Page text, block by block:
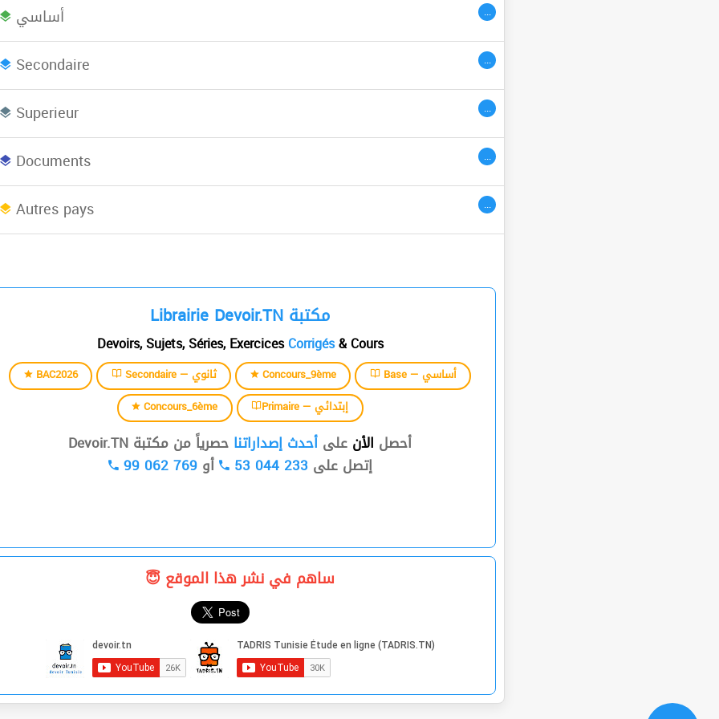
أساسي ...
Secondaire ...
Superieur ...
Bac plus 2
Documents ...
Concours
Autres pays ...
Afrique du Nord
Librairie Devoir.TN مكتبة
Devoirs, Sujets, Séries, ExercicesCorrigés& Cours
BAC2026 Secondaire — ثانوي Concours_9ème
Base — أساسي
Concours_6ème
Primaire — إبتدائي
أحصل الأن على أحدث إصداراتنا حصرياً من مكتبة Devoir.TN
إتصل على 53 044 233 أو99 062 769
ساهم في نشر هذا الموقع 😇